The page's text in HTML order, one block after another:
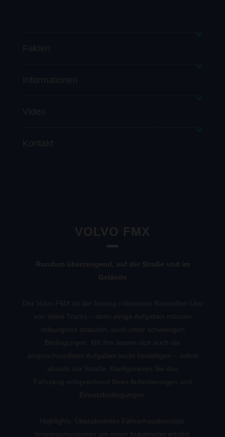
Fakten
Informationen
Video
Kontakt
VOLVO FMX
Rundum überzeugend, auf der Straße und im
Gelände
Der Volvo FMX ist der bislang robusteste Baustellen-Lkw
von Volvo Trucks – denn einige Aufgaben müssen
reibungslos ablaufen, auch unter schwierigen
Bedingungen. Mit ihm lassen sich auch die
anspruchsvollsten Aufgaben leicht bewältigen – selbst
abseits der Straße. Konfigurieren Sie das
Fahrzeug entsprechend Ihren Anforderungen und
Einsatzbedingungen.
Highlights: Überabeitetes Fahrerhauskonzept,
Innenraumvolumen um einen Kubikmeter erhöht,